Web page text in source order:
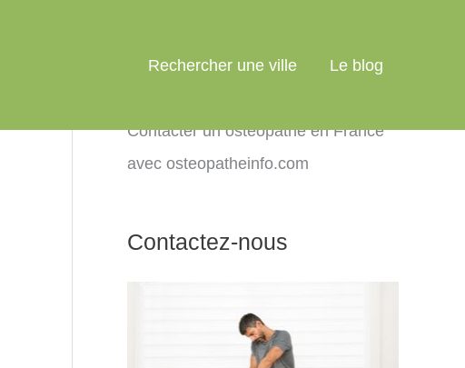
Rechercher une ville Le blog
Contacter un ostéopathe en France
avec osteopatheinfo.com
Contactez-nous